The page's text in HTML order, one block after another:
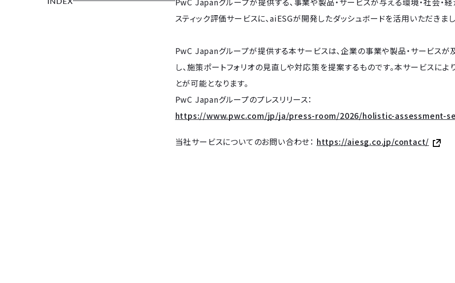
スティック評価サービスに、aiESGが開発したダッシュボードを活用いただきまし
PwC Japanグループが提供する本サービスは、企業の事業や製品・サービス
し、施策ポートフォリオの見直しや対応策を提案するものです。本サービスに
とが可能となります。
PwC Japanグループのプレスリリース：
https://www.pwc.com/jp/ja/press-room/2026/holistic-assessment-
当社サービスについてのお問い合わせ： https://aiesg.co.jp/contact/